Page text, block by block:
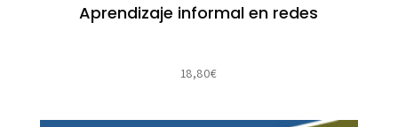
Aprendizaje informal en redes
18,80€